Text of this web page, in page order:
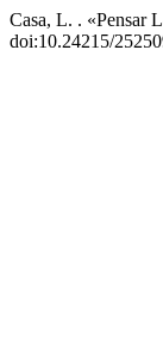
Casa, L. . «Pensar
doi:10.24215/